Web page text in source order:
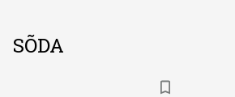
SÕDA